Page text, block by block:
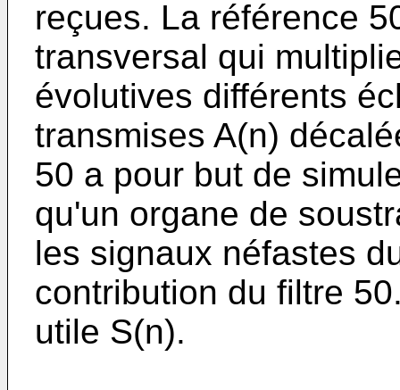
reçues. La référence
transversal qui
évolutives différents
transmises A(n)
50 a pour but de
qu'un organe de
les signaux néfastes
contribution du filtre
utile S(n).